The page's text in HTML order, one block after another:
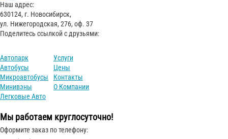
Наш адрес:
630124, г. Новосибирск,
ул. Нижегородская, 276, оф. 37
Поделитесь ссылкой с друзьями:
Автопарк
Автобусы
Микроавтобусы
Минивэны
Легковые Авто
Услуги
Цены
Контакты
О Компании
Мы работаем круглосуточно!
Оформите заказ по телефону: